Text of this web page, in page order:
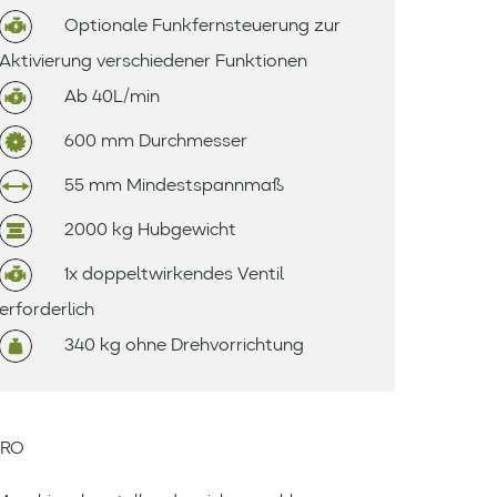
Optionale Funkfernsteuerung zur
Aktivierung verschiedener Funktionen
Ab 40L/min
600 mm Durchmesser
55 mm Mindestspannmaß
2000 kg Hubgewicht
1x doppeltwirkendes Ventil
erforderlich
340 kg ohne Drehvorrichtung